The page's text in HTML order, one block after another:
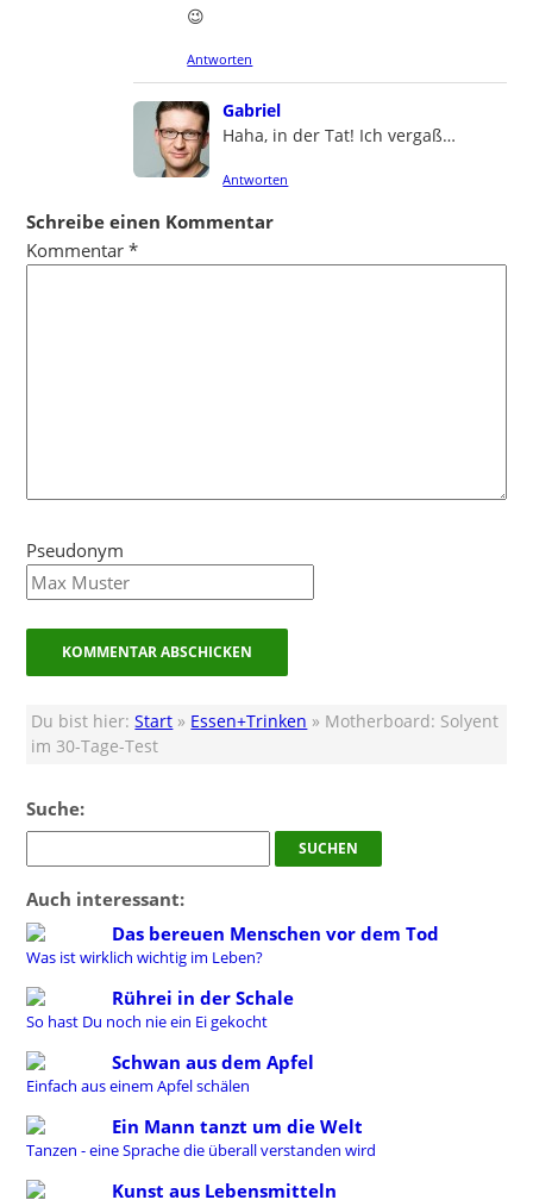
😉
Antworten
Gabriel
Haha, in der Tat! Ich vergaß…
Antworten
Schreibe einen Kommentar
Kommentar*
Pseudonym
Du bist hier:Start » Essen+Trinken » Motherboard: Solyent
im 30-Tage-Test
Suche:
Auch interessant:
Das bereuen Menschen vor dem Tod
Was ist wirklich wichtig im Leben?
Rührei in der Schale
So hast Du noch nie ein Ei gekocht
Schwan aus dem Apfel
Einfach aus einem Apfel schälen
Ein Mann tanzt um die Welt
Tanzen - eine Sprache die überall verstanden wird
Kunst aus Lebensmitteln